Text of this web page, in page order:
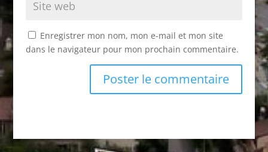
Enregistrer mon nom, mon e-mail et mon site
dans le navigateur pour mon prochain commentaire.